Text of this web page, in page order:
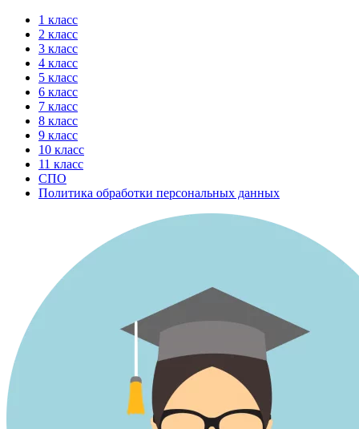
Перейти
содержимому
1 класс
2 класс
3 класс
4 класс
5 класс
6 класс
7 класс
8 класс
9 класс
10 класс
11 класс
СПО
Политика обработки персональных данных